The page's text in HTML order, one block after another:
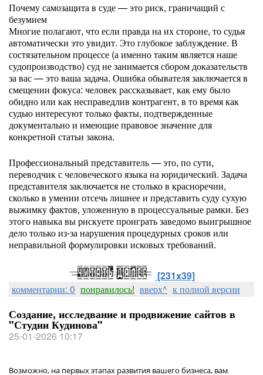
Почему самозащита в суде — это риск, граничащий с
безумием
Многие полагают, что если правда на их стороне, то судья
автоматически это увидит. Это глубокое заблуждение. В
состязательном процессе (а именно таким является наше
судопроизводство) суд не занимается сбором доказательств
за вас — это ваша задача. Ошибка обывателя заключается в
смещении фокуса: человек рассказывает, как ему было
обидно или как несправедлив контрагент, в то время как
судью интересуют только факты, подтвержденные
документально и имеющие правовое значение для
конкретной статьи закона.
Профессиональный представитель — это, по сути,
переводчик с человеческого языка на юридический. Задача
представителя заключается не столько в красноречии,
сколько в умении отсечь лишнее и представить суду сухую
выжимку фактов, уложенную в процессуальные рамки. Без
этого навыка вы рискуете проиграть заведомо выигрышное
дело только из-за нарушения процедурных сроков или
неправильной формулировки исковых требований.
[231x39]
комментарии: 0 понравилось! вверх^ к полной версии
Создание, исследвание и продвижение сайтов в
"Студии Кудинова"
25-01-2026 10:17
Возможно, на первых этапах развития вашего бизнеса, вам